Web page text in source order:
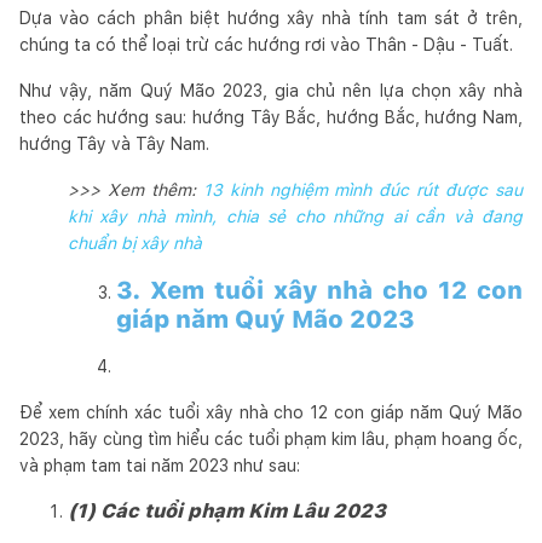
Dựa vào cách phân biệt hướng xây nhà tính tam sát ở trên,
chúng ta có thể loại trừ các hướng rơi vào Thân - Dậu - Tuất.
Như vậy, năm Quý Mão 2023, gia chủ nên lựa chọn xây nhà
theo các hướng sau: hướng Tây Bắc, hướng Bắc, hướng Nam,
hướng Tây và Tây Nam.
>>> Xem thêm: 13 kinh nghiệm mình đúc rút được sau
khi xây nhà mình, chia sẻ cho những ai cần và đang
chuẩn bị xây nhà
3. Xem tuổi xây nhà cho 12 con
giáp năm Quý Mão 2023
Để xem chính xác tuổi xây nhà cho 12 con giáp năm Quý Mão
2023, hãy cùng tìm hiểu các tuổi phạm kim lâu, phạm hoang ốc,
và phạm tam tai năm 2023 như sau:
(1) Các tuổi phạm Kim Lâu 2023